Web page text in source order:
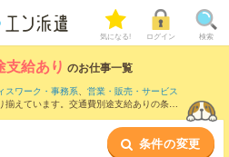
気になる! ログイン 検索
支給あり のお仕事一覧
スワーク・事務系、 営業・販売・サービス
揃えています。交通費別途支給ありの条件
条件の変更